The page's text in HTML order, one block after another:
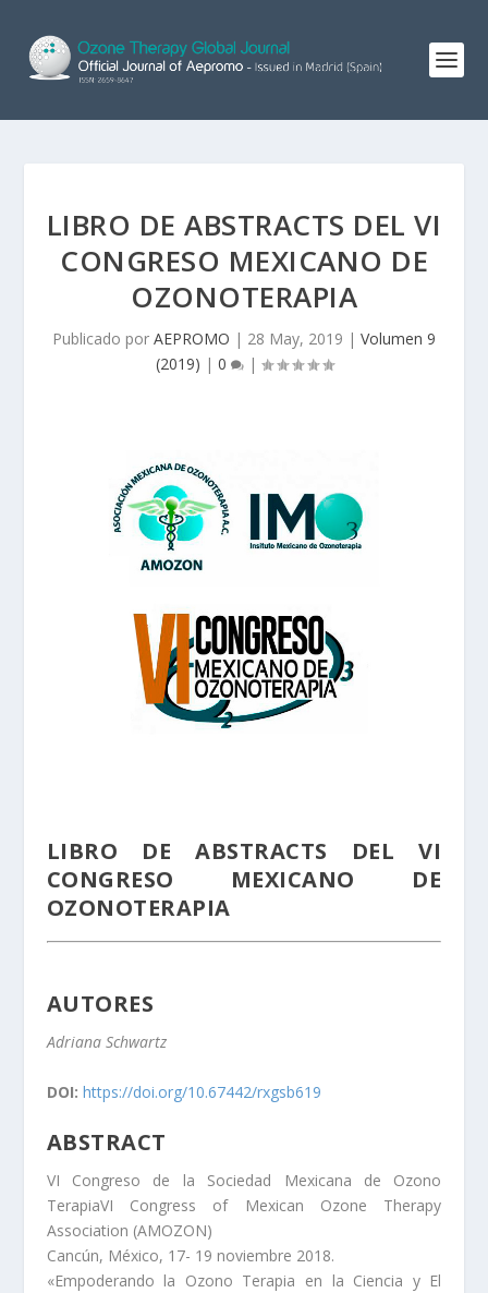
LIBRO DE ABSTRACTS DEL VI
CONGRESO MEXICANO DE
OZONOTERAPIA
Publicado por AEPROMO | 28 May, 2019 | Volumen 9
(2019) | 0 |
LIBRO DE ABSTRACTS DEL VI
CONGRESO MEXICANO DE
OZONOTERAPIA
AUTORES
Adriana Schwartz
DOI: https://doi.org/10.67442/rxgsb619
ABSTRACT
VI Congreso de la Sociedad Mexicana de Ozono
TerapiaVI Congress of Mexican Ozone Therapy
Association (AMOZON)
Cancún, México, 17- 19 noviembre 2018.
«Empoderando la Ozono Terapia en la Ciencia y El